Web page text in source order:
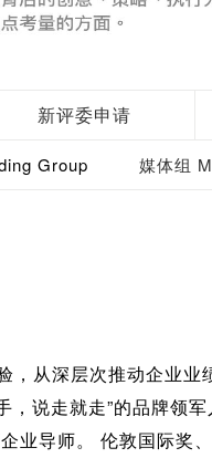
新评委申请
Group 媒体组
，从深层次推动企业业
说走就走”的品牌领军
业导师。 伦敦国际奖